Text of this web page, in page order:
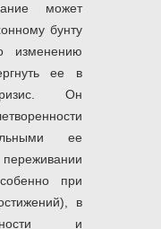
может
бунту
изменению
ее в
Он
ее
при
в
и